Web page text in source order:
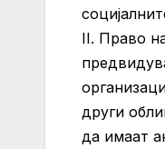
II. Право
други
да имаат